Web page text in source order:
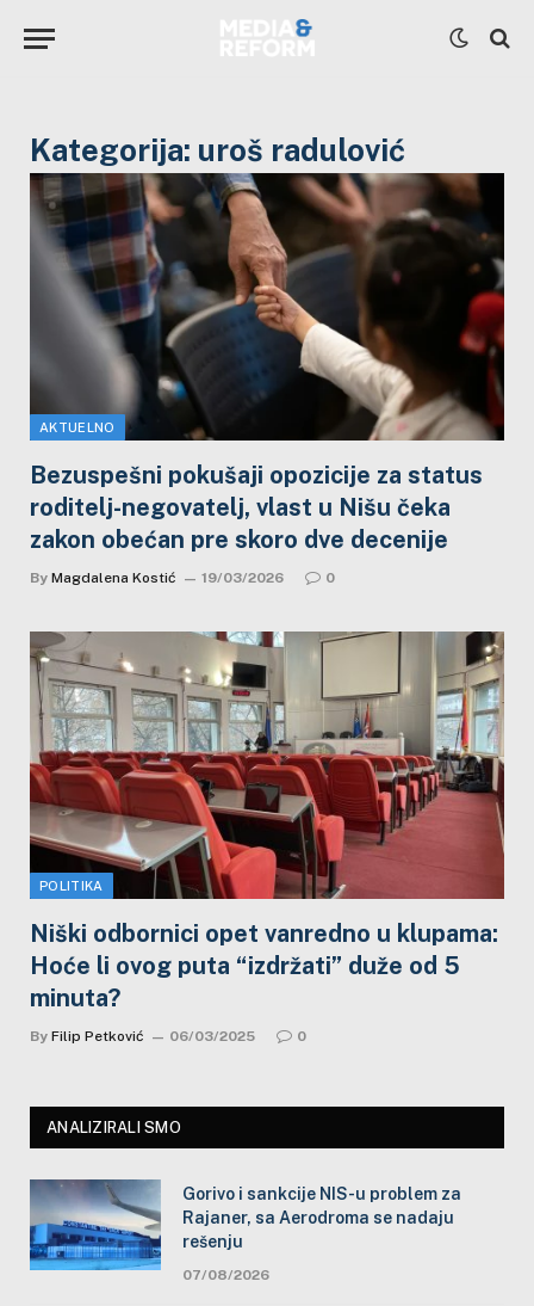
Kategorija: uroš radulović
AKTUELNO
Bezuspešni pokušaji opozicije za status
roditelj-negovatelj, vlast u Nišu čeka
zakon obećan pre skoro dve decenije
By Magdalena Kostić 19/03/2026 0
POLITIKA
Niški odbornici opet vanredno u klupama:
Hoće li ovog puta “izdržati” duže od 5
minuta?
By Filip Petković 06/03/2025 0
ANALIZIRALI SMO
Gorivo i sankcije NIS-u problem za
Rajaner, sa Aerodroma se nadaju
rešenju
07/08/2026